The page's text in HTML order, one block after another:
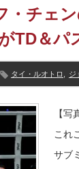
・チェ
TD＆パ
タイ・ルオトロ ジ
【
これ
サブ